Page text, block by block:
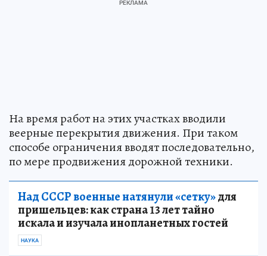
На время работ на этих участках вводили
веерные перекрытия движения. При таком
способе ограничения вводят последовательно,
по мере продвижения дорожной техники.
Над СССР военные натянули «сетку»для
пришельцев: как страна 13 лет тайно
искала и изучала инопланетных гостей
НАУКА